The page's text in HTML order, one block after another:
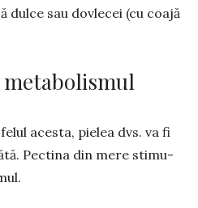
dulce sau dovlecei (cu coa­jă
metabolismul
aces­­ta, pielea dvs. va fi
Pec­tina din mere stimu­